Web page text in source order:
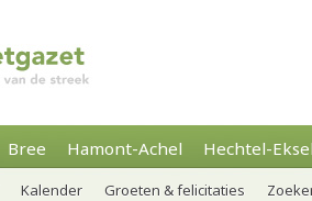
Bree Hamont-Achel Hechtel-
Kalender Groeten & felicitaties